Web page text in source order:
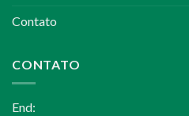
Contato
CONTATO
End: